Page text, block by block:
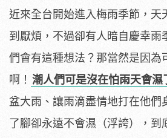
近來全台開始進入梅雨季節，天
到厭煩，不過卻有人暗自慶幸雨
們會有這種想法？那當然是因為
啊！ 潮人們可是沒在怕雨天會濕
盆大雨、讓雨滴盡情地打在他們
了腳卻永遠不會濕（浮誇），到